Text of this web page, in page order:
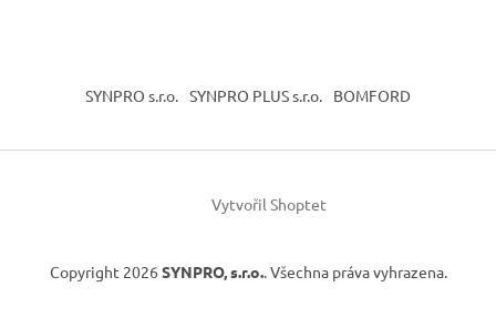
SYNPRO s.r.o. SYNPRO PLUS s.r.o. BOMFORD
Vytvořil Shoptet
Copyright 2026 SYNPRO, s.r.o.. Všechna práva vyhrazena.